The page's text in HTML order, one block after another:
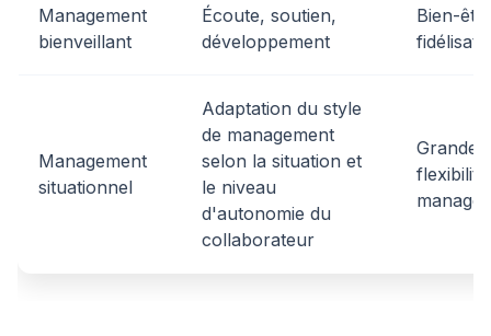
Management
bienveillant
Écoute, soutien,
développement
Bien-
Management
situationnel
Adaptation du style
de management
selon la situation et
le niveau
d'autonomie du
collaborateur
Grande
flexibilité